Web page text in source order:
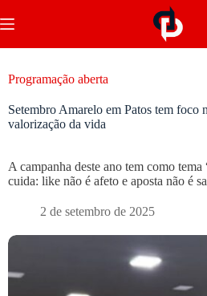
Programação aberta
Setembro Amarelo em Patos tem foco
valorização da vida
A campanha deste ano tem como
cuida: like não é afeto e aposta não é
2 de setembro de 2025